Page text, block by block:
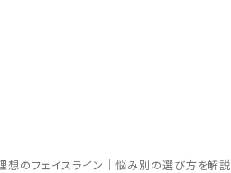
理想のフェイスライン｜悩み別の選び方を解説